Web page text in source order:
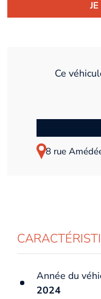
Ce
8 rue
Année du
2024